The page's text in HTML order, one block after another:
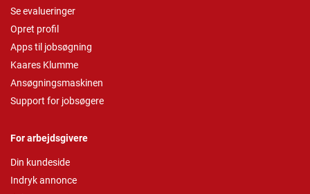
Se evalueringer
Opret profil
Apps til jobsøgning
Kaares Klumme
Ansøgningsmaskinen
Support for jobsøgere
For arbejdsgivere
Din kundeside
Indryk annonce